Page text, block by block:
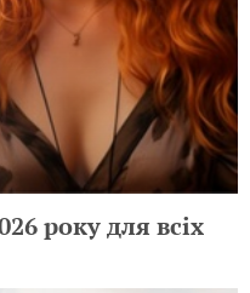
року для всіх